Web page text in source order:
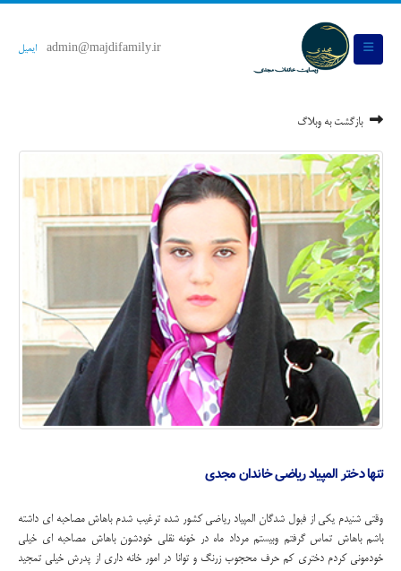
admin@majdifamily.ir ایمیل
بازگشت به وبلاگ
تنها دختر المپیاد ریاضی خاندان مجدی
وقتی شنیدم یکی از فبول شدگان المپیاد ریاضی کشور شده ترغیب شدم باهاش مصاحبه ای داشته
باشم باهاش تماس گرفتم وبیستم مرداد ماه در خونه نقلی خودشون باهاش مصاحبه ای خیلی
خودمونی کردم دختری کم حرف محجوب زرنگ و توانا در امور خانه داری از پدرش خیلی تمجید